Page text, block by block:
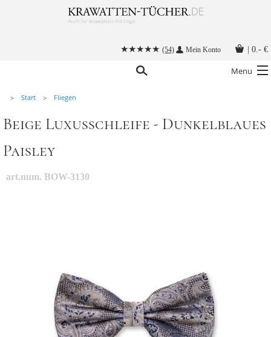
(54) Mein Konto 0.- €
Menu
Alle Accessoires
Stoffmasken
Krawatten mit Logo
Start Fliegen
Beige Luxusschleife - Dunkelblaues
Paisley
art.num. BOW-3130